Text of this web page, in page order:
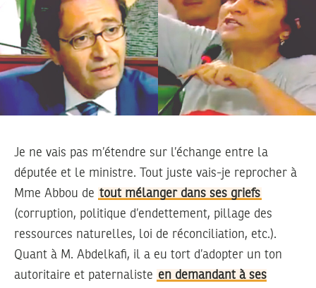
Je ne vais pas m’étendre sur l’échange entre la
députée et le ministre. Tout juste vais-je reprocher à
Mme Abbou de tout mélanger dans ses griefs
(corruption, politique d’endettement, pillage des
ressources naturelles, loi de réconciliation, etc.).
Quant à M. Abdelkafi, il a eu tort d’adopter un ton
autoritaire et paternaliste en demandant à ses